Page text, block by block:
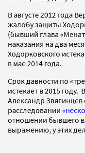
В августе 2012 года
жалобу защиты
(бывший глава
наказания на два
Ходорковского
в мае 2014 года.
Срок давности по
истекает в 2015
Александр
расследовании
отношении бывшего
выражению, у этих